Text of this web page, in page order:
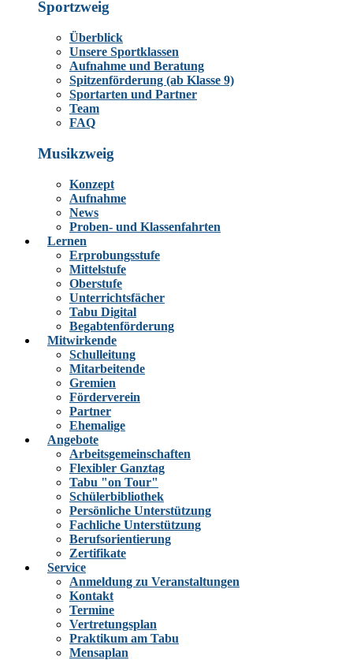
Sportzweig
Überblick
Unsere Sportklassen
Aufnahme und Beratung
Spitzenförderung (ab Klasse 9)
Sportarten und Partner
Team
FAQ
Musikzweig
Konzept
Aufnahme
News
Proben- und Klassenfahrten
Lernen
Erprobungsstufe
Mittelstufe
Oberstufe
Unterrichtsfächer
Tabu Digital
Begabtenförderung
Mitwirkende
Schulleitung
Mitarbeitende
Gremien
Förderverein
Partner
Ehemalige
Angebote
Arbeitsgemeinschaften
Flexibler Ganztag
Tabu "on Tour"
Schülerbibliothek
Persönliche Unterstützung
Fachliche Unterstützung
Berufsorientierung
Zertifikate
Service
Anmeldung zu Veranstaltungen
Kontakt
Termine
Vertretungsplan
Praktikum am Tabu
Mensaplan